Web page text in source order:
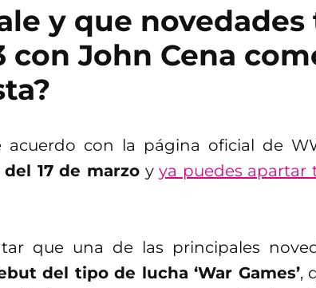
y que
con John Cena
acuerdo con la página oficial de
17 de marzoyya puedes apartar
que una de las principales
del tipo de lucha ‘War Games’,